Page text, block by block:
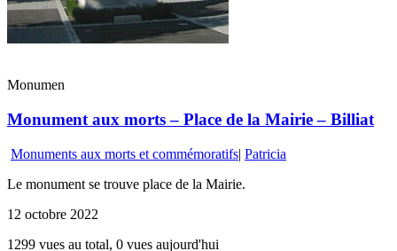
Monumen
Monument aux morts – Place de la Mairie – Billiat
Monuments aux morts et commémoratifs| Patricia
Le monument se trouve place de la Mairie.
12 octobre 2022
1299 vues au total, 0 vues aujourd'hui